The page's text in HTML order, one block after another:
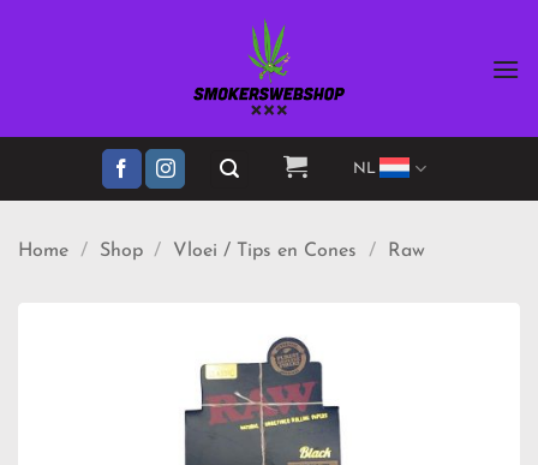
NL
Home / Shop / Vloei / Tips en Cones / Raw